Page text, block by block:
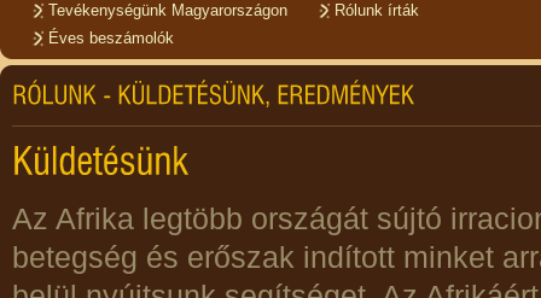
Tevékenységünk Magyarországon
Rólunk írták
Éves beszámolók
Az Afrika legtöbb országát sújtó
betegség és erőszak indított minket